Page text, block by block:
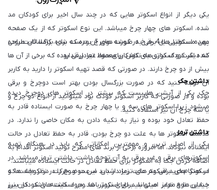
یکی دیگر از انواع اسکوتر هایی که در چند سال اخیر برای کودکان مد
شده، اسکوتر های چهار چرخ میباشد. این نوع اسکوتر که از یک صفحه
پهن مستطیلی با 4 چرخ در گوشه های آن درست شده، کاملا ثابت بوده
که دیگر کودک نیازی به تلاش برای حفظ تعادل ندارد.
عمده اسکوتر های برقی به صورت دوچرخ بوده که برای بزرگسالان طراحی
شده است و اسکوتر های کودکان معمولا غیر برقی بوده که برخی از آن ها
بیش از دو چرخ دارند. در صورتی که قصد تهیه اسکوتر را دارید به کاربر
آن توجه کنید که در صورت بزرگسال بودن بهتر است دوچرخ و برقی
بوده و در صورتی که کاربر اسکوتر کودک بود میتوانید از انواع دو چرخ و
یا سه چرخ آن نیز استفاده کنید.
داشتن جک
جک یکی از آپشن هاییست که بیشتر در اسکوتر های دوچرخ دیده
میشود زیرا اسکوتر های سه و یا چهار چرخ به صورت ایستاده قادر به
حفظ تعادل خود بوده و نیاز به تکیه دادن به مکان خاصی را ندارد. در
گذشته اسکوتر ها به علت دو چرخ بودن، قادر به حفظ تعادل در حالت
ایستاده نبودند، اما امروزه برخی از برند های مطرح تولید اسکوتر اقدام به
اضافه کردن جک به اسکوتر برای حفظ تعادل در حالت ایستاده میباشند.
داشتن ترمز
یکی از اصلی ترین و مهمترین امکاناتی که باید در هنگام تهیه
اسکوترهای برقی و غیر برقی به آن توجه داشت، داشتن ترمز میباشد. در
اسکوتر های برقی به علت زیاد شدن سرعت و حرکت در کوچه ها و
خیابان ها و معابر اصلی باید دارای ترمز باشد. در اسکیت های کودکان نیز
در هنگام خرید اسکوتر های ترمز دار باید این موضوع را در نظر داشت که
چندین نوع ترمز میتواند برای اسکوتر ها وجود داشته باشد. در بین